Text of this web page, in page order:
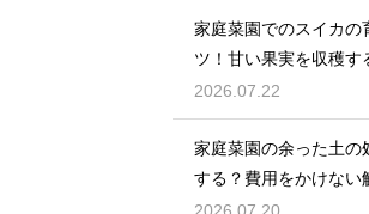
家庭菜園でのスイカの
ツ！甘い果実を収穫す
2026.07.22
家庭菜園の余った土の
する？費用をかけない
2026.07.20